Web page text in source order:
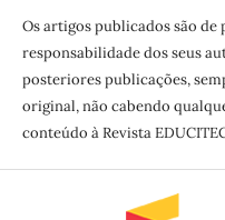
Os artigos publicados são
responsabilidade dos seus
posteriores publicações,
original, não cabendo
conteúdo à Revista